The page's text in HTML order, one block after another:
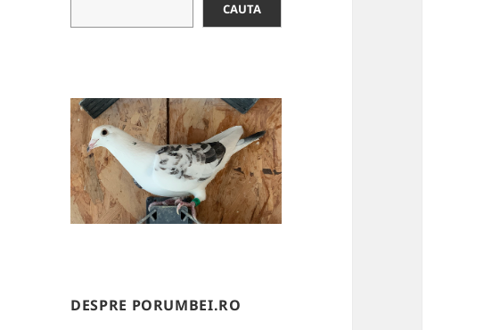
CAUTA
DESPRE PORUMBEI.RO